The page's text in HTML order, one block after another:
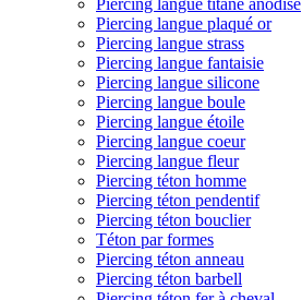
Piercing langue titane anodisé
Piercing langue plaqué or
Piercing langue strass
Piercing langue fantaisie
Piercing langue silicone
Piercing langue boule
Piercing langue étoile
Piercing langue coeur
Piercing langue fleur
Piercing téton homme
Piercing téton pendentif
Piercing téton bouclier
Téton par formes
Piercing téton anneau
Piercing téton barbell